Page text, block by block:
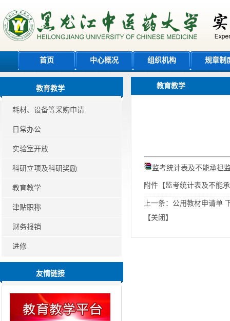
首页 中心概况 组织机构 规章制
教育教学
耗材、设备等采购申请
日常办公
实验室开放
科研立项及科研奖励
教育教学
津贴职称
财务报销
进修
友情链接
教育教学
监考统计表及不能承担
附件【监考统计表及不能
上一条： 公用教材申请单
【关闭 】